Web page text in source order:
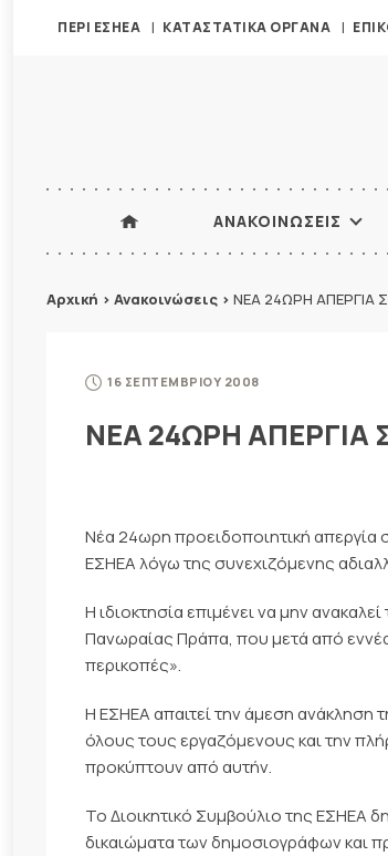
ΠΕΡΙ ΕΣΗΕΑ ΚΑΤΑΣΤΑΤΙΚΑ ΟΡΓΑΝΑ
ΑΝΑΚΟΙΝΩΣΕΙΣ
Αρχική > Ανακοινώσεις > ΝΕΑ 24ΩΡΗ ΑΠΕΡΓΙΑ
16 ΣΕΠΤΕΜΒΡΙΟΥ 2008
ΝΕΑ 24ΩΡΗ ΑΠΕΡΓΙΑ
Νέα 24ωρη προειδοποιητική απεργία
ΕΣΗΕΑ λόγω της συνεχιζόμενης
Η ιδιοκτησία επιμένει να μην
Πανωραίας Πράπα, που μετά από
περικοπές».
Η ΕΣΗΕΑ απαιτεί την άμεση
όλους τους εργαζόμενους και την
προκύπτουν από αυτήν.
Το Διοικητικό Συμβούλιο της ΕΣΗΕΑ
δικαιώματα των δημοσιογράφων και